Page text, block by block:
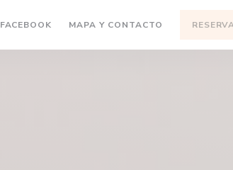
FACEBOOK ((ABRE EN UNA NUEVA VENTANA))
MAPA Y CONTACTO